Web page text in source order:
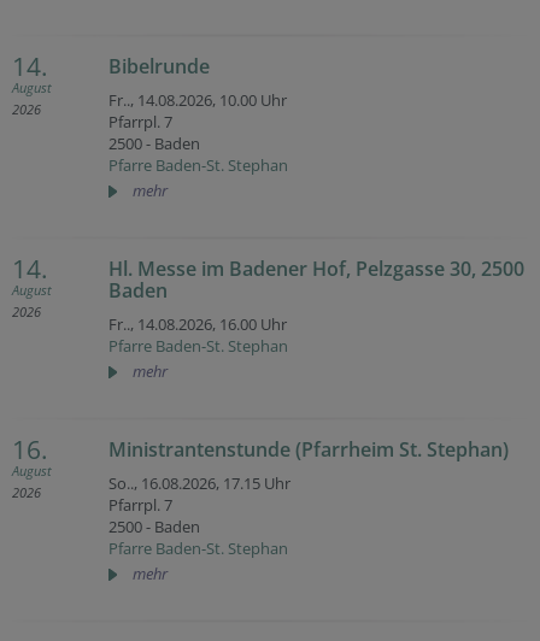
14.
August
2026
Bibelrunde
Fr.., 14.08.2026, 10.00 Uhr
Pfarrpl. 7
2500 - Baden
Pfarre Baden-St. Stephan
mehr
14.
August
2026
Hl. Messe im Badener Hof, Pelzgasse 30, 2500
Baden
Fr.., 14.08.2026, 16.00 Uhr
Pfarre Baden-St. Stephan
mehr
16.
August
2026
Ministrantenstunde (Pfarrheim St. Stephan)
So.., 16.08.2026, 17.15 Uhr
Pfarrpl. 7
2500 - Baden
Pfarre Baden-St. Stephan
mehr